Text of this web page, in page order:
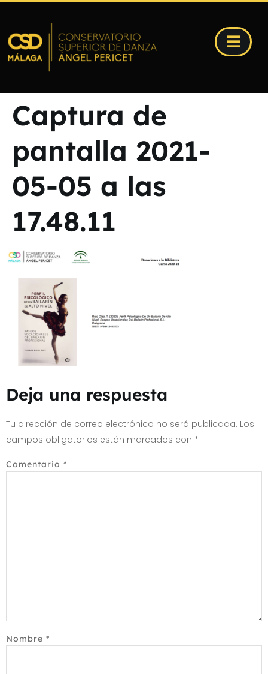
Captura de
pantalla 2021-
05-05 a las
17.48.11
Deja una respuesta
Tu dirección de correo electrónico no será publicada. Los
campos obligatorios están marcados con *
Comentario *
Nombre *